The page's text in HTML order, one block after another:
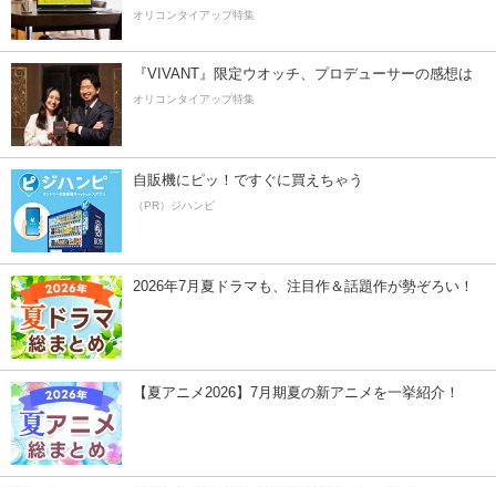
オリコンタイアップ特集
『VIVANT』限定ウオッチ、プロデューサーの感想は
オリコンタイアップ特集
自販機にピッ！ですぐに買えちゃう
（PR）ジハンピ
2026年7月夏ドラマも、注目作＆話題作が勢ぞろい！
【夏アニメ2026】7月期夏の新アニメを一挙紹介！